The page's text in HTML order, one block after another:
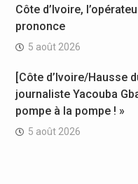
Côte d’Ivoire,
prononce
5 août 2026
[Côte d’Ivoire/Hausse
journaliste Yacouba
pompe à la pompe ! »
5 août 2026